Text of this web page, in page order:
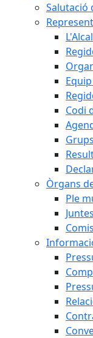
Salutació
Codi
Òrgans
Ple